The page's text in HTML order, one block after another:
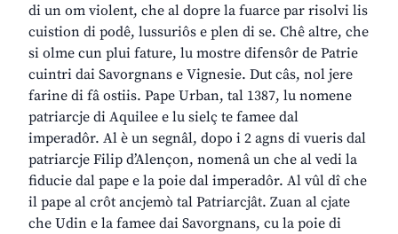
di un om violent, che al dopre la fuarce par risolvi lis
cuistion di podê, lussuriôs e plen di se. Chê altre, che
si olme cun plui fature, lu mostre difensôr de Patrie
cuintri dai Savorgnans e Vignesie. Dut câs, nol jere
farine di fâ ostiis. Pape Urban, tal 1387, lu nomene
patriarcje di Aquilee e lu sielç te famee dal
imperadôr. Al è un segnâl, dopo i 2 agns di vueris dal
patriarcje Filip d’Alençon, nomenâ un che al vedi la
fiducie dal pape e la poie dal imperadôr. Al vûl dî che
il pape al crôt ancjemò tal Patriarcjât. Zuan al cjate
che Udin e la famee dai Savorgnans, cu la poie di